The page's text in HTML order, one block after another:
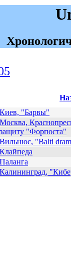
Киев, "Барвы"
Москва,
защиту "Форпоста"
Вильнюс, "Balti
Клайпеда
Паланга
Калининград,